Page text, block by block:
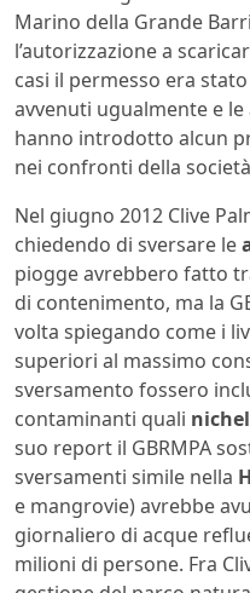
Marino della Grande
l’autorizzazione a
casi il permesso era
avvenuti ugualmente e
hanno introdotto alcun
nei confronti della
Nel giugno 2012 Clive
chiedendo di sversare le
piogge avrebbero fatto
di contenimento, ma la
volta spiegando come i
superiori al massimo
sversamento fossero
contaminanti quali nichel
suo report il GBRMPA
sversamenti simile nella
e mangrovie) avrebbe
giornaliero di acque
milioni di persone. Fra